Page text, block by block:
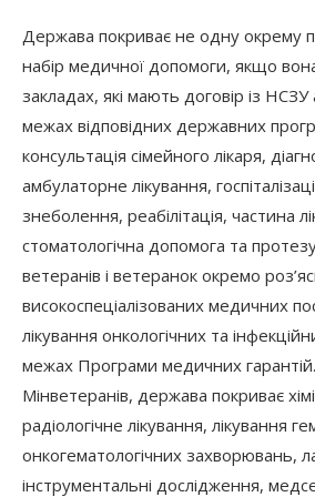
Держава покриває не одну окрему
набір медичної допомоги, якщо
закладах, які мають договір із
межах відповідних державних
консультація сімейного лікаря,
амбулаторне лікування,
знеболення, реабілітація, частина
стоматологічна допомога та
ветеранів і ветеранок окремо
високоспеціалізованих медичних
лікування онкологічних та
межах Програми медичних
Мінветеранів, держава покриває
радіологічне лікування, лікування
онкогематологічних захворювань,
інструментальні дослідження,